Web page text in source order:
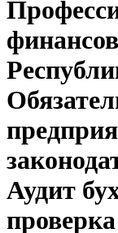
Аудит